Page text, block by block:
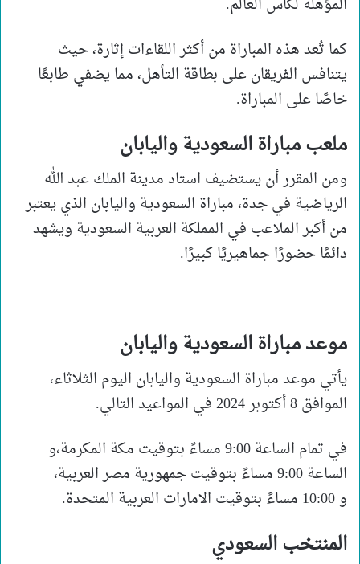
كما تُعد هذه المباراة من أكثر اللقاءات إثارة، حيث
يتنافس الفريقان على بطاقة التأهل، مما يضفي طابعًا
خاصًا على المباراة.
ملعب مباراة السعودية واليابان
ومن المقرر أن يستضيف استاد مدينة الملك عبد الله
الرياضية في جدة، مباراة السعودية واليابان الذي يعتبر
من أكبر الملاعب في المملكة العربية السعودية ويشهد
دائمًا حضورًا جماهيريًا كبيرًا.
موعد مباراة السعودية واليابان
يأتي موعد مباراة السعودية واليابان اليوم الثلاثاء،
الموافق 8 أكتوبر 2024 في المواعيد التالي.
في تمام الساعة 9:00 مساءً بتوقيت مكة المكرمة،و
الساعة 9:00 مساءً بتوقيت جمهورية مصر العربية،
و 10:00 مساءً بتوقيت الامارات العربية المتحدة.
المنتخب السعودي